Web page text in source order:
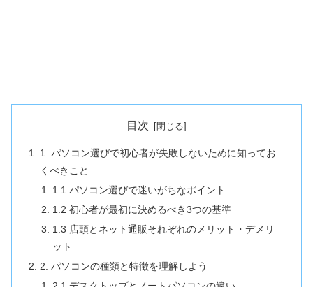
目次
1. パソコン選びで初心者が失敗しないために知ってお
くべきこと
1.1 パソコン選びで迷いがちなポイント
1.2 初心者が最初に決めるべき3つの基準
1.3 店頭とネット通販それぞれのメリット・デメリ
ット
2. パソコンの種類と特徴を理解しよう